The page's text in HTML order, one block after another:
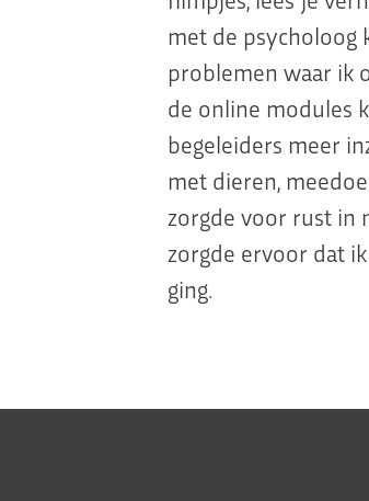
met de psycholoog
problemen waar ik
de online modules
begeleiders meer
met dieren,
zorgde voor rust in
zorgde ervoor dat
ging.